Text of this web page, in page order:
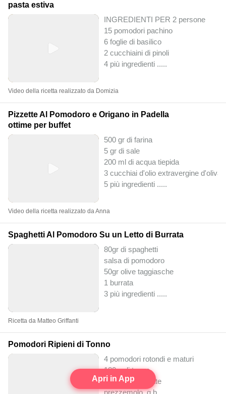
pasta estiva
INGREDIENTI PER 2 persone
15 pomodori pachino
6 foglie di basilico
2 cucchiaini di pinoli
4 più ingredienti .....
Video della ricetta realizzato da Domizia
Pizzette Al Pomodoro e Origano in Padella
ottime per buffet
500 gr di farina
5 gr di sale
200 ml di acqua tiepida
3 cucchiai d'olio extravergine d'oliva
5 più ingredienti .....
Video della ricetta realizzato da Anna
Spaghetti Al Pomodoro Su un Letto di Burrata
80gr di spaghetti
salsa di pomodoro
50gr olive taggiasche
1 burrata
3 più ingredienti .....
Ricetta da Matteo Griffanti
Pomodori Ripieni di Tonno
4 pomodori rotondi e maturi
180 g di tonno
4 acciughe salate
Apri in App